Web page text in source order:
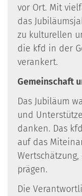
vor Ort. Mit
das
zu kulturellen
die kfd in der
verankert.
​Gemeinschaft
Das Jubiläum
und
danken. Das
auf das
prägen.
​Die